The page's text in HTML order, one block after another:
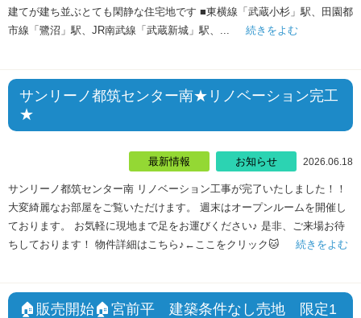
建てが建ち並ぶとても閑静な住宅地です ■東横線「武蔵小杉」駅、田園都
市線「鷺沼」駅、JR南武線「武蔵新城」駅、...
続きをよむ
サンリーノ都筑センター南★リノベーション完工
★
最新情報 お知らせ 2026.06.18
サンリーノ都筑センター南 リノベーション工事が完了いたしました！！
大変綺麗なお部屋をご覧いただけます。 週末はオープンルームを開催し
ております。 お気軽に現地まで足をお運びください♪ 是非、ご来場お待
ちしております！ 物件詳細はこちら♪←ここをクリック🐱
続きをよむ
🏠販売開始🏠宮前平 建築条件なし売地 限定1